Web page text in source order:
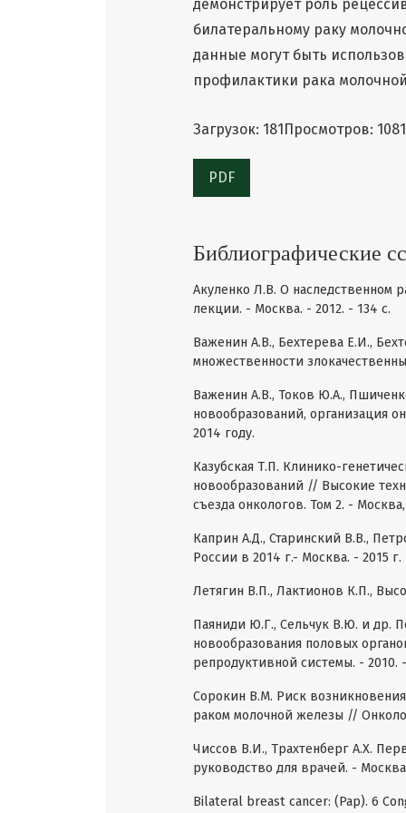
демонстрирует роль
билатеральному раку
данные могут быть
профилактики рака
Загрузок: 181Просмотров: 1081
PDF
Библиографические
Акуленко Л.В. О наследственном
лекции. - Москва. - 2012. - 134 с.
Важенин А.В., Бехтерева Е.И.,
множественности
Важенин А.В., Токов Ю.А.,
новообразований, организация
2014 году.
Казубская Т.П. Клинико-
новообразований // Высокие
съезда онкологов. Том 2. -
Каприн А.Д., Старинский В.В.,
России в 2014 г.- Москва. - 2015 г.
Летягин В.П., Лактионов К.П.,
Паяниди Ю.Г., Сельчук В.Ю. и др.
новообразования половых
репродуктивной системы. - 2010.
Сорокин В.М. Риск
раком молочной железы //
Чиссов В.И., Трахтенберг А.Х.
руководство для врачей. -
Bilateral breast cancer: (Pap). 6